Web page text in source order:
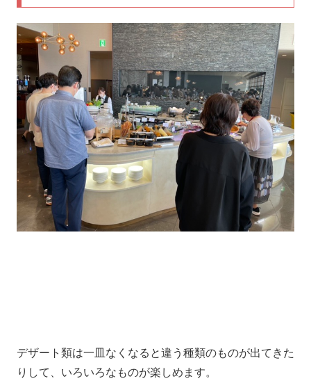
デザート類は一皿なくなると違う種類のものが出てきた
りして、いろいろなものが楽しめます。